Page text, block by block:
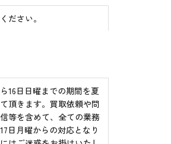
ださい。
16日日曜までの期間を夏
頂きます。買取依頼や問
等を含めて、全ての業務
日月曜からの対応となり